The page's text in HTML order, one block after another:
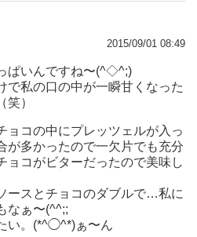
2015/09/01 08:49
ぱいんですね〜(^◇^;)
で私の口の中が一瞬甘くなった
）
ョコの中にプレッツェルが入っ
が多かったので一欠片でも充分
ョコがビターだったので美味し
ースとチョコのダブルで…私に
なぁ〜(^^;;
い。(*^◯^*)ぁ〜ん